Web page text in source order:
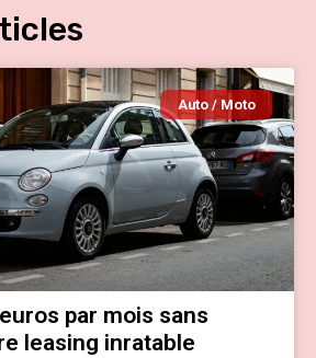
Auto / Moto
par mois sans
leasing inratable